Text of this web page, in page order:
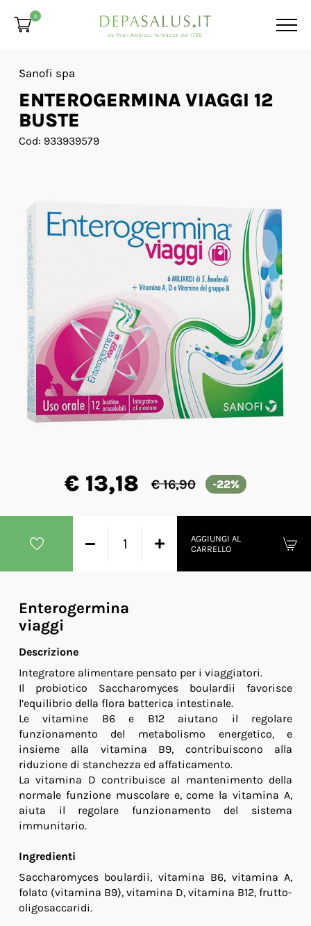
0
Sanofi spa
ENTEROGERMINA VIAGGI 12
BUSTE
Cod: 933939579
€ 13,18 € 16,90 -22%
AGGIUNGI AL
CARRELLO
Enterogermina
viaggi
Descrizione
Integratore alimentare pensato per i viaggiatori.
Il probiotico Saccharomyces boulardii favorisce
l’equilibrio della flora batterica intestinale.
Le vitamine B6 e B12 aiutano il regolare
funzionamento del metabolismo energetico, e
insieme alla vitamina B9, contribuiscono alla
riduzione di stanchezza ed affaticamento.
La vitamina D contribuisce al mantenimento della
normale funzione muscolare e, come la vitamina A,
aiuta il regolare funzionamento del sistema
immunitario.
Ingredienti
Saccharomyces boulardii, vitamina B6, vitamina A,
folato (vitamina B9), vitamina D, vitamina B12, frutto-
oligosaccaridi.